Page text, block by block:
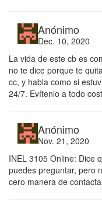
Anónimo
Dec. 10, 2020
La vida de este cb es
no te dice porque te
cc, y habla como si
24/7. Evítenlo a todo
Anónimo
Nov. 21, 2020
INEL 3105 Online: Dice
puedes preguntar, pero
cero manera de